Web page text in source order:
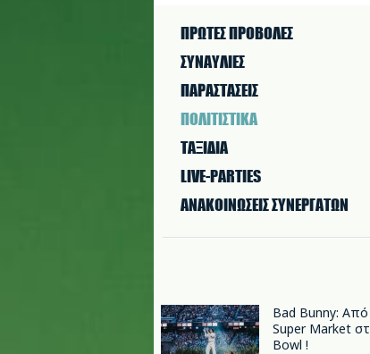
ΠΡΩΤΕΣ ΠΡΟΒΟΛΕΣ
ΣΥΝΑΥΛΙΕΣ
ΠΑΡΑΣΤAΣΕΙΣ
ΠΟΛΙΤΙΣΤΙΚA
ΤΑΞΙΔΙΑ
LIVE-PARTIES
ΑΝΑΚΟΙΝΩΣΕΙΣ ΣΥΝΕΡΓΑΤΩΝ
Bad Bunny:
Super Market
Bowl !